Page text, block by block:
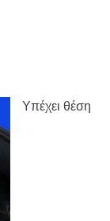
Υπέχει θέση